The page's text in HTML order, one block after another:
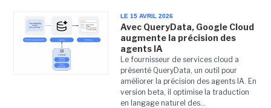
LE 15 AVRIL 2026
Avec QueryData, Google Cloud
augmente la précision des
agents IA
Le fournisseur de services cloud a
présenté QueryData, un outil pour
améliorer la précision des agents IA. En
version beta, il optimise la traduction
en langage naturel des...